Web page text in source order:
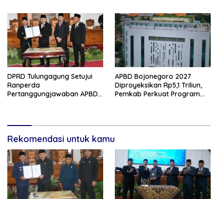
DPRD Tulungagung Setujui
Ranperda
Pertanggungjawaban APBD
APBD Bojonegoro 2027
Diproyeksikan Rp5,1 Triliun,
Pemkab Perkuat Program
Rekomendasi untuk kamu